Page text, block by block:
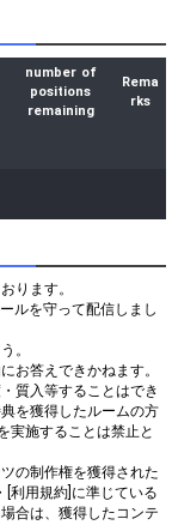
number of
positions
remaining
Rema
rks
ります。
ルを守って配信しまし
。
お答えできかねます。
質入等することはでき
を獲得したルームの方
実施することは禁止と
の制作権を獲得された
[利用規約]に準じている
合は、獲得したコンテ